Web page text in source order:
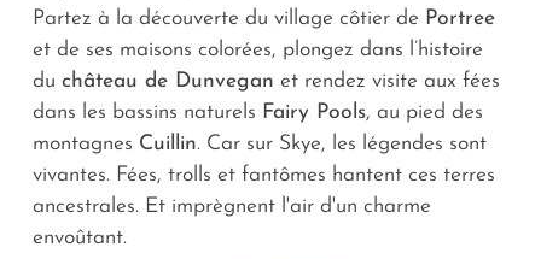
Partez à la découverte du village côtier de Portree
et de ses maisons colorées, plongez dans l’histoire
du château de Dunvegan et rendez visite aux fées
dans les bassins naturels Fairy Pools, au pied des
montagnes Cuillin. Car sur Skye, les légendes sont
vivantes. Fées, trolls et fantômes hantent ces terres
ancestrales. Et imprègnent l'air d'un charme
envoûtant.